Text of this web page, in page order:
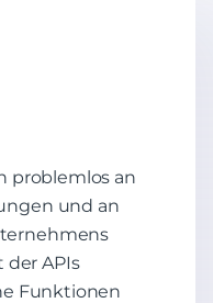
problemlos an
und an
der APIs
Funktionen